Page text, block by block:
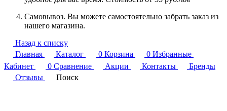
Самовывоз. Вы можете самостоятельно забрать заказ из
нашего магазина.
Назад к списку
Главная
Каталог 0 Корзина 0 Избранные
Кабинет
0 Сравнение Акции Контакты
Бренды
Отзывы
Поиск